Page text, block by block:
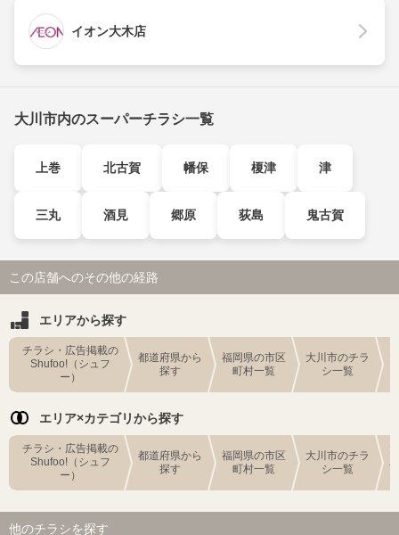
イオン大木店
大川市内のスーパーチラシ一覧
上巻 北古賀 幡保 榎津 津
三丸 酒見 郷原 荻島 鬼古賀
この店舗へのその他の経路
エリアから探す
チラシ・広告掲載の
Shufoo!（シュフ
ー）
都道府県から
探す
福岡県の市区
町村一覧
大川市のチラ
シ一覧
エリア×カテゴリから探す
チラシ・広告掲載の
Shufoo!（シュフ
ー）
都道府県から
探す
福岡県の市区
町村一覧
大川市のチラ
シ一覧
他のチラシを探す